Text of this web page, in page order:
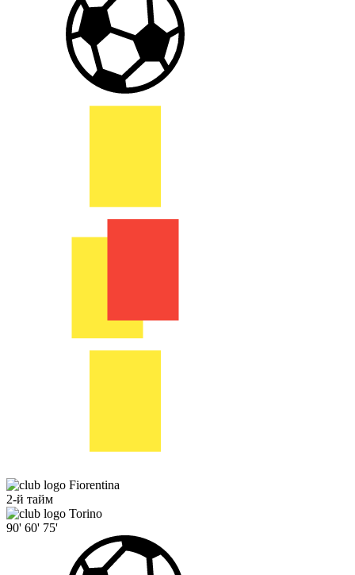
Fiorentina
2-й тайм
Torino
90' 60' 75'